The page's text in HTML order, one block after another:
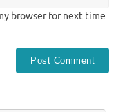
browser for next time